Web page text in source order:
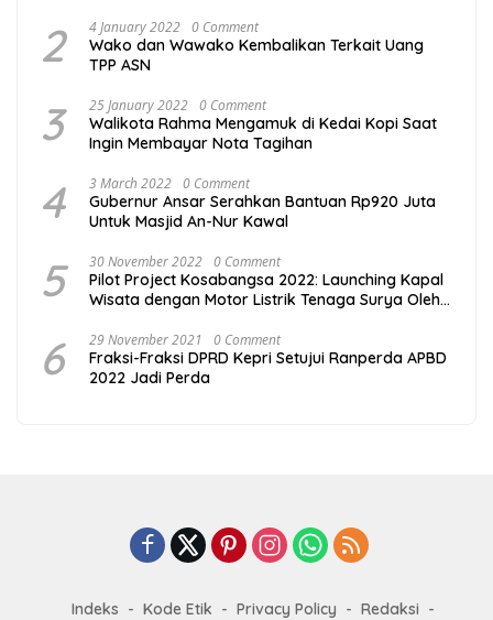
2 4 January 2022 0 Comment
Wako dan Wawako Kembalikan Terkait Uang
TPP ASN
3 25 January 2022 0 Comment
Walikota Rahma Mengamuk di Kedai Kopi Saat
Ingin Membayar Nota Tagihan
4 3 March 2022 0 Comment
Gubernur Ansar Serahkan Bantuan Rp920 Juta
Untuk Masjid An-Nur Kawal
5 30 November 2022 0 Comment
Pilot Project Kosabangsa 2022: Launching Kapal
Wisata dengan Motor Listrik Tenaga Surya Oleh
Festival
6 29 November 2021 0 Comment
Fraksi-Fraksi DPRD Kepri Setujui Ranperda APBD
2022 Jadi Perda
Indeks Kode Etik Privacy Policy Redaksi